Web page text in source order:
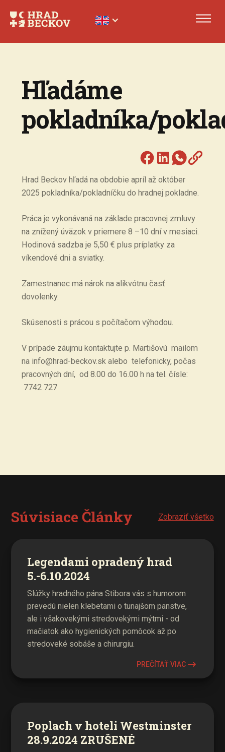
Hľadáme
pokladníka/
Hrad Beckov hľadá na obdobie apríl až október
2025 pokladníka/pokladníčku do hradnej pokladne.
Práca je vykonávaná na základe pracovnej zmluvy
na znížený úväzok v priemere 8 –10 dní v mesiaci.
Hodinová sadzba je 5,50 € plus príplatky za
víkendové dni a sviatky.
Zamestnanec má nárok na alikvótnu časť
dovolenky.
Skúsenosti s prácou s počítačom výhodou.
V prípade záujmu kontaktujte p. Martišovú mailom
na info@hrad-beckov.sk alebo telefonicky, počas
pracovných dní, od 8.00 do 16.00 h na tel. čísle:
7742 727
Súvisiace Články Zobraziť všetko
Legendami opradený hrad
5.-6.10.2024
Slúžky hradného pána Stibora vás s humorom
prevedú nielen klebetami o tunajšom panstve,
ale i všakovekými stredovekými mýtmi - od
mačiatok ako hygienických pomôcok až po
stredoveké sobáše a chirurgiu.
PREČÍTAŤ VIAC
Poplach v hoteli Westminster
28.9.2024 ZRUŠENÉ